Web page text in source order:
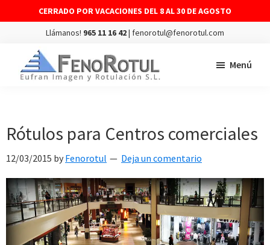
CERRADO POR VACACIONES DEL 8 AL 30 DE AGOSTO
Llámanos! 965 11 16 42| fenorotul@fenorotul.com
páginamontaje
de
rótulos
y
vinilos
Menú
Rótulos para Centros comerciales
12/03/2015 by Fenorotul Deja un comentario